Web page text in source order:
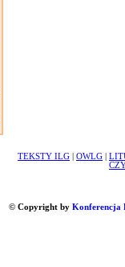
TEKSTY ILG
OWLG
© Copyright by Konferencja